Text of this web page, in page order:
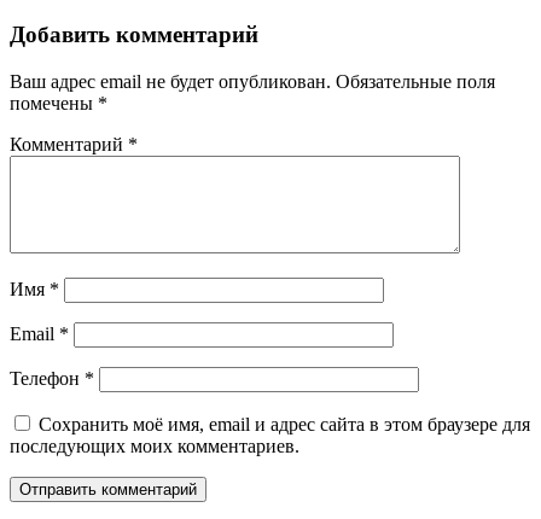
Добавить комментарий
Ваш адрес email не будет опубликован. Обязательные поля
помечены *
Комментарий *
Имя *
Email *
Телефон *
Сохранить моё имя, email и адрес сайта в этом браузере для
последующих моих комментариев.